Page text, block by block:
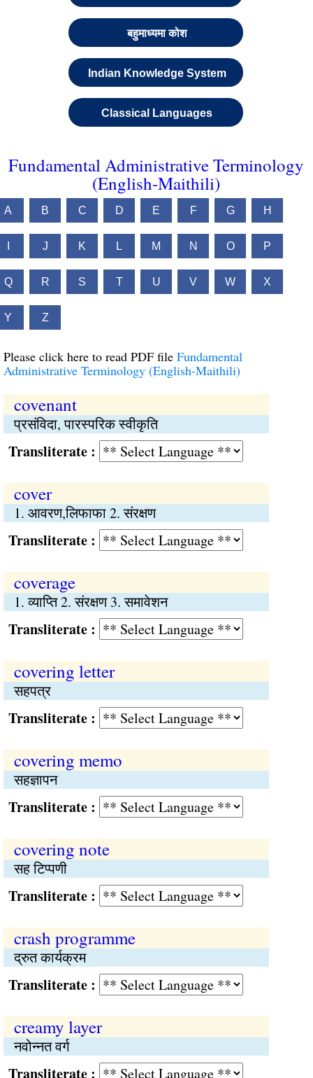
बहुमाध्यमा कोश
Indian Knowledge System
Classical Languages
Fundamental Administrative Terminology
(English-Maithili)
A B C D E F G H
J K L M N O P
Q R S T U V W X
Y Z
Please click here to read PDF file Fundamental
Administrative Terminology (English-Maithili)
covenant
प्रसंविदा, पारस्परिक स्वीकृति
:
cover
1. आवरण,लिफाफा 2. संरक्षण
:
coverage
1. व्याप्ति 2. संरक्षण 3. समावेशन
:
covering letter
सहपत्र
:
covering memo
सहज्ञापन
:
covering note
सह टिप्पणी
:
crash programme
द्रुत कार्यक्रम
:
creamy layer
नवोन्नत वर्ग
: